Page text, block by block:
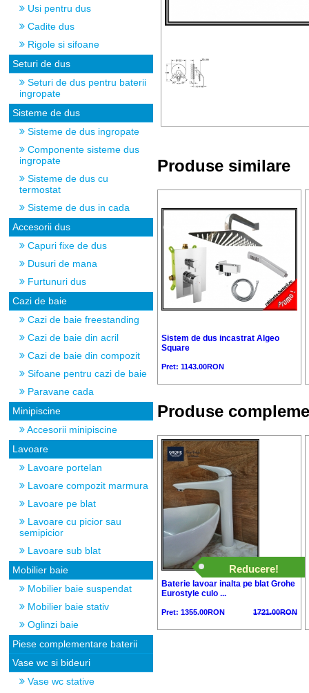
Usi pentru dus
Cadite dus
Rigole si sifoane
Seturi de dus
Seturi de dus pentru baterii
ingropate
Sisteme de dus
Sisteme de dus ingropate
Componente sisteme dus
ingropate
Sisteme de dus cu
termostat
Sisteme de dus in cada
Accesorii dus
Capuri fixe de dus
Dusuri de mana
Furtunuri dus
Cazi de baie
Cazi de baie freestanding
Cazi de baie din acril
Cazi de baie din compozit
Sifoane pentru cazi de baie
Paravane cada
Minipiscine
Accesorii minipiscine
Lavoare
Lavoare portelan
Lavoare compozit marmura
Lavoare pe blat
Lavoare cu picior sau
semipicior
Lavoare sub blat
Mobilier baie
Mobilier baie suspendat
Mobilier baie stativ
Oglinzi baie
Piese complementare baterii
Vase wc si bideuri
Vase wc stative
Produse similare
Sistem de dus incastrat Algeo
Square
Pret: 1143.00RON
Produse
Reducere!
Baterie lavoar inalta pe blat Grohe
Eurostyle culo ...
Pret: 1355.00RON 1721.00RON